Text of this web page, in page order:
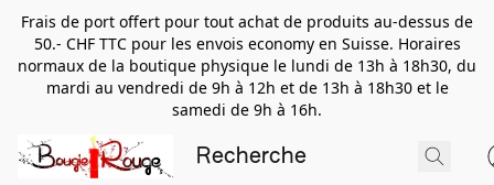
Frais de port offert pour tout achat de produits au-dessus de
50.- CHF TTC pour les envois economy en Suisse. Horaires
normaux de la boutique physique le lundi de 13h à 18h30, du
mardi au vendredi de 9h à 12h et de 13h à 18h30 et le
samedi de 9h à 16h.